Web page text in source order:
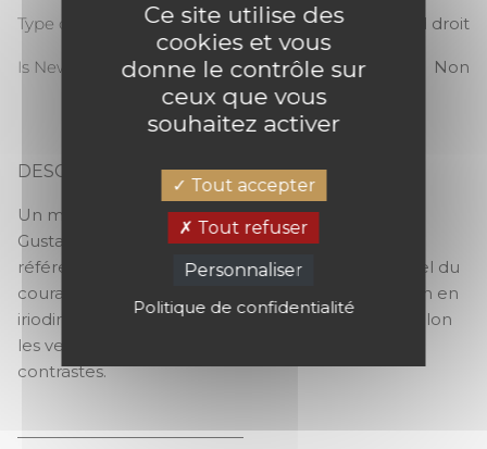
Type de raccord Raccord droit
Is New Non
DESCRIPTION
Un motif ornemental stylisé, à l’élégante sobriété.
Gustav offre dans son tracé une jolie fluidité et fait
référence au peintre Gustav Klimt, artiste essentiel du
courant de la Sécession Viennoise. Deux films, l ’un en
iriodine, l’autre en craie ou en laque métallique selon
les versions confèrent confèrent de précieux
contrastes.
Ce site utilise des
cookies et vous
donne le contrôle sur
ceux que vous
souhaitez activer
Tout accepter
Tout refuser
Personnaliser
Politique de confidentialité